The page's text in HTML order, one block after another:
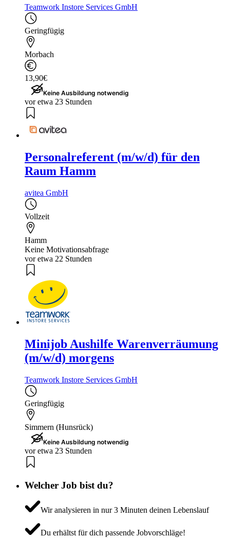
Teamwork Instore Services GmbH
Geringfügig
Morbach
13,90€
Keine Ausbildung notwendig
vor etwa 23 Stunden
Personalreferent (m/w/d) für den
Raum Hamm
avitea GmbH
Vollzeit
Hamm
Keine Motivationsabfrage
vor etwa 22 Stunden
Minijob Aushilfe Warenverräumung
(m/w/d) morgens
Teamwork Instore Services GmbH
Geringfügig
Simmern (Hunsrück)
Keine Ausbildung notwendig
vor etwa 23 Stunden
Welcher Job bist du?
Wir analysieren in nur 3 Minuten deinen Lebenslauf
Du erhältst für dich passende Jobvorschläge!